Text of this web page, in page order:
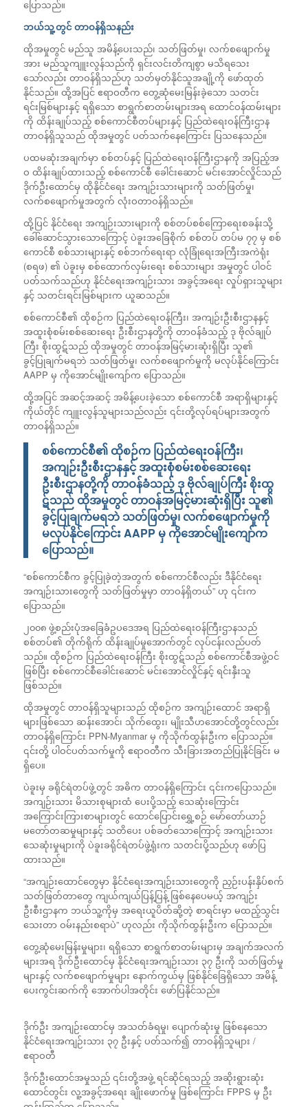
ပြောသည်။
ဘယ်သူ့တွင် တာဝန်ရှိသနည်း
ထိုအမှုတွင် မည်သူ အမိန့်ပေးသည်၊ သတ်ဖြတ်မှု၊ လက်စဖျောက်မှု
အား မည်သူကျူးလွန်သည်ကို ရှင်းလင်းတိကျစွာ မသိရသေး
သော်လည်း တာဝန်ရှိသည်ဟု သတ်မှတ်နိုင်သူအချို့ကို ဖော်ထုတ်
နိုင်သည်။ ထို့အပြင် ဧရာဝတီက တွေ့ဆုံမေးမြန်းခဲ့သော သတင်း
ရင်းမြစ်များနှင့် ရရှိသော စာရွက်စာတမ်းများအရ ထောင်ဝန်ထမ်းများ
ကို ထိန်းချုပ်သည့် စစ်ကောင်စီတပ်များနှင့် ပြည်ထဲရေးဝန်ကြီးဌာန
တာဝန်ရှိသူသည် ထိုအမှုတွင် ပတ်သက်နေကြောင်း ပြသနေသည်။
ပထမဆုံးအချက်မှာ စစ်တပ်နှင့် ပြည်ထဲရေးဝန်ကြီးဌာနကို အပြည့်အ
ဝ ထိန်းချုပ်ထားသည့် စစ်ကောင်စီ ခေါင်းဆောင် မင်းအောင်လှိုင်သည်
ဒိုက်ဦးထောင်မှ ထိုနိုင်ငံရေး အကျဉ်းသားများကို သတ်ဖြတ်မှု၊
လက်စဖျောက်မှုအတွက် လုံးဝတာဝန်ရှိသည်။
ထို့ပြင် နိုင်ငံရေး အကျဉ်းသားများကို စစ်တပ်စစ်ကြောရေးစခန်းသို့
ခေါ်ဆောင်သွားသောကြောင့် ပဲခူးအခြေစိုက် စစ်တပ် တပ်မ ၇၇ မှ စစ်
ကောင်စီ စစ်သားများနှင့် စစ်ဘက်ရေးရာ လုံခြုံရေးအကြီးအကဲရုံး
(စရဖ) ၏ ပဲခူးမှ စစ်ထောက်လှမ်းရေး စစ်သားများ အမှုတွင် ပါဝင်
ပတ်သက်သည်ဟု နိုင်ငံရေးအကျဉ်းသား အခွင့်အရေး လှုပ်ရှားသူများ
နှင့် သတင်းရင်းမြစ်များက ယူဆသည်။
စစ်ကောင်စီ၏ ထိုစဉ်က ပြည်ထဲရေးဝန်ကြီး၊ အကျဉ်းဦးစီးဌာနနှင့်
အထူးစုံစမ်းစစ်ဆေးရေး ဦးစီးဌာနတို့ကို တာဝန်ခံသည့် ဒု ဗိုလ်ချုပ်
ကြီး စိုးထွဋ်သည် ထိုအမှုတွင် တာဝန်အမြင့်မားဆုံးရှိပြီး သူ၏
ခွင့်ပြုချက်မရဘဲ သတ်ဖြတ်မှု၊ လက်စဖျောက်မှုကို မလုပ်နိုင်ကြောင်း
AAPP မှ ကိုအောင်မျိုးကျော်က ပြောသည်။
ထို့အပြင် အဆင့်အဆင့် အမိန့်ပေးခဲ့သော စစ်ကောင်စီ အရာရှိများနှင့်
ကိုယ်တိုင် ကျူးလွန်သူများသည်လည်း ၎င်းတို့လုပ်ရပ်များအတွက်
တာဝန်ရှိသည်။
စစ်ကောင်စီ၏ ထိုစဉ်က ပြည်ထဲရေးဝန်ကြီး၊
အကျဉ်းဦးစီးဌာနနှင့် အထူးစုံစမ်းစစ်ဆေးရေး
ဦးစီးဌာနတို့ကို တာဝန်ခံသည့် ဒု ဗိုလ်ချုပ်ကြီး စိုးထွ
ဋ်သည် ထိုအမှုတွင် တာဝန်အမြင့်မားဆုံးရှိပြီး သူ၏
ခွင့်ပြုချက်မရဘဲ သတ်ဖြတ်မှု၊ လက်စဖျောက်မှုကို
မလုပ်နိုင်ကြောင်း AAPP မှ ကိုအောင်မျိုးကျော်က
ပြောသည်။
“စစ်ကောင်စီက ခွင့်ပြုခဲ့တဲ့အတွက် စစ်ကောင်စီလည်း ဒီနိုင်ငံရေး
အကျဉ်းသားတွေကို သတ်ဖြတ်မှုမှာ တာဝန်ရှိတယ်” ဟု ၎င်းက
ပြောသည်။
၂၀၀၈ ဖွဲ့စည်းပုံအခြေခံဥပဒေအရ ပြည်ထဲရေးဝန်ကြီးဌာနသည်
စစ်တပ်၏ တိုက်ရိုက် ထိန်းချုပ်မှုအောက်တွင် လုပ်ငန်းလည်ပတ်
သည်။ ထိုစဉ်က ပြည်ထဲရေးဝန်ကြီး စိုးထွဋ်သည် စစ်ကောင်စီအဖွဲ့ဝင်
ဖြစ်ပြီး စစ်ကောင်စီခေါင်းဆောင် မင်းအောင်လှိုင်နှင့် ရင်းနှီးသူ
ဖြစ်သည်။
ထိုအမှုတွင် တာဝန်ရှိသူများသည် ထိုစဉ်က အကျဉ်းထောင် အရာရှိ
များဖြစ်သော ဆန်းအောင်၊ သိုက်ထွေး၊ မျိုးသီဟအောင်တို့တွင်လည်း
တာဝန်ရှိကြောင်း PPN-Myanmar မှ ကိုသိုက်ထွန်းဦးက ပြောသည်။
၎င်းတို့ ပါဝင်ပတ်သက်မှုကို ဧရာဝတီက သီးခြားအတည်ပြုနိုင်ခြင်း မ
ရှိပေ။
ပဲခူးမှ ခရိုင်ရဲတပ်ဖွဲ့တွင် အဓိက တာဝန်ရှိကြောင်း ၎င်းကပြောသည်။
အကျဉ်းသား မိသားစုများထံ ပေးပို့သည့် သေဆုံးကြောင်း
အကြောင်းကြားစာများတွင် ထောင်ပြောင်းရွှေ့စဉ် မော်တော်ယာဉ်
မတော်တဆမှုများနှင့် သတိပေး ပစ်ခတ်သောကြောင့် အကျဉ်းသား
သေဆုံးမှုများကို ပဲခူးခရိုင်ရဲတပ်ဖွဲ့ရုံးက သတင်းပို့သည်ဟု ဖော်ပြ
ထားသည်။
“အကျဉ်းထောင်တွေမှာ နိုင်ငံရေးအကျဉ်းသားတွေကို ညှဉ်းပန်းနှိပ်စက်
သတ်ဖြတ်တာတွေ ကျယ်ကျယ်ပြန့်ပြန့် ဖြစ်နေပေမယ့် အကျဉ်း
ဦးစီးဌာနက ဘယ်သူ့ကိုမှ အရေးယူပိတ်ဆို့တဲ့ စာရင်းမှာ မထည့်သွင်း
သေးတာ ဝမ်းနည်းစရာပဲ” ဟုလည်း ကိုသိုက်ထွန်းဦးက ပြောသည်။
တွေ့ဆုံမေးမြန်းမှုများ၊ ရရှိသော စာရွက်စာတမ်းများမှ အချက်အလက်
များအရ ဒိုက်ဦးထောင်မှ နိုင်ငံရေးအကျဉ်းသား ၃၇ ဦးကို သတ်ဖြတ်မှု
များနှင့် လက်စဖျောက်မှုများ နောက်ကွယ်မှ ဖြစ်နိုင်ခြေရှိသော အမိန့်
ပေးကွင်းဆက်ကို အောက်ပါအတိုင်း ဖော်ပြနိုင်သည်။
ဒိုက်ဦး အကျဉ်းထောင်မှ အသတ်ခံရမှု၊ ပျောက်ဆုံးမှု ဖြစ်နေသော
နိုင်ငံရေးအကျဉ်းသား ၃၇ ဦးနှင့် ပတ်သက်၍ တာဝန်ရှိသူများ /
ဧရာဝတီ
ဒိုက်ဦးထောင်အမှုသည် ၎င်းတို့အဖွဲ့ ရင်ဆိုင်ရသည့် အဆိုးရွားဆုံး
ထောင်တွင်း လူ့အခွင့်အရေး ချိုးဖောက်မှု ဖြစ်ကြောင်း FPPS မှ ဦး